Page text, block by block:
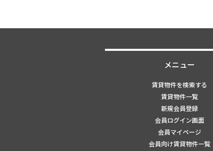
メニュー
賃貸物件を検索する
賃貸物件一覧
新規会員登録
会員ログイン画面
会員マイページ
会員向け賃貸物件一覧